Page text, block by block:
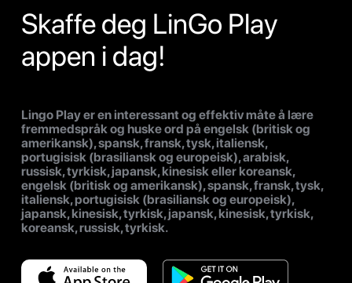
Skaffe deg LinGo Play
appen i dag!
Lingo Play er en interessant og effektiv måte å lære
fremmedspråk og huske ord på engelsk (britisk og
amerikansk), spansk, fransk, tysk, italiensk,
portugisisk (brasiliansk og europeisk), arabisk,
russisk, tyrkisk, japansk, kinesisk eller koreansk,
engelsk (britisk og amerikansk), spansk, fransk, tysk,
italiensk, portugisisk (brasiliansk og europeisk),
japansk, kinesisk, tyrkisk, japansk, kinesisk, tyrkisk,
koreansk, russisk, tyrkisk.